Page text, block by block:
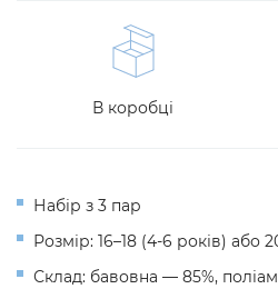
В коробці
Набір з 3 пар
Розмір: 16–18 (4-6 років) або
Склад: бавовна — 85%,